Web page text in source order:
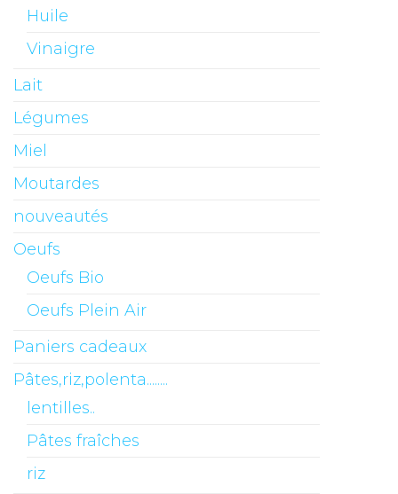
Huile
Vinaigre
Lait
Légumes
Miel
Moutardes
nouveautés
Oeufs
Oeufs Bio
Oeufs Plein Air
Paniers cadeaux
Pâtes,riz,polenta........
lentilles..
Pâtes fraîches
riz